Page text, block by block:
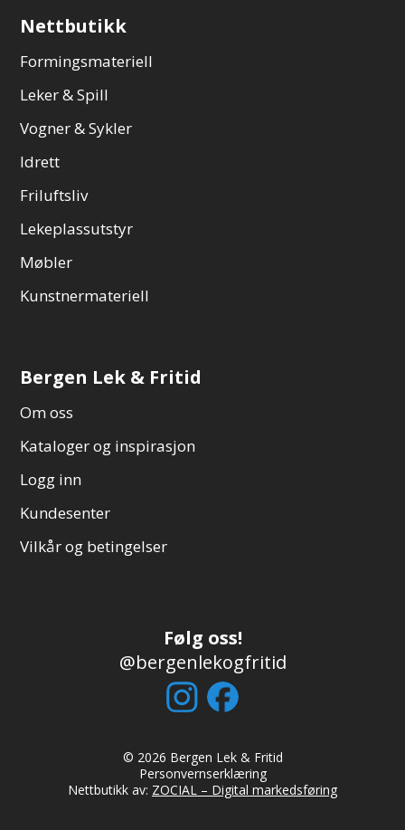
Nettbutikk
Formingsmateriell
Leker & Spill
Vogner & Sykler
Idrett
Friluftsliv
Lekeplassutstyr
Møbler
Kunstnermateriell
Bergen Lek & Fritid
Om oss
Kataloger og inspirasjon
Logg inn
Kundesenter
Vilkår og betingelser
Følg oss!
@bergenlekogfritid
© 2026 Bergen Lek & Fritid
Personvernserklæring
Nettbutikk av: ZOCIAL – Digital markedsføring